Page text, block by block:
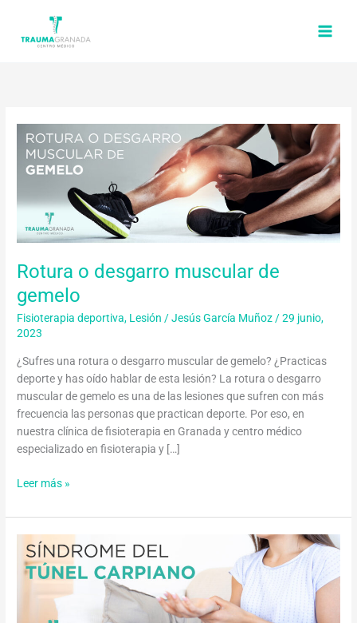
contenido
Rotura o desgarro muscular de
gemelo
Fisioterapia deportiva, Lesión /Jesús García Muñoz/29 junio,
2023
¿Sufres una rotura o desgarro muscular de gemelo? ¿Practicas
deporte y has oído hablar de esta lesión? La rotura o desgarro
muscular de gemelo es una de las lesiones que sufren con más
frecuencia las personas que practican deporte. Por eso, en
nuestra clínica de fisioterapia en Granada y centro médico
especializado en fisioterapia y […]
Rotura
desgarro
de
gemelo
Leer más »
síndrome
del
carpiano